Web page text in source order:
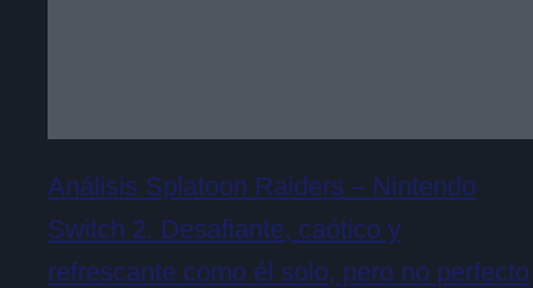
Análisis Splatoon Raiders – Nintendo
Switch 2. Desafiante, caótico y
refrescante como él solo, pero no perfecto